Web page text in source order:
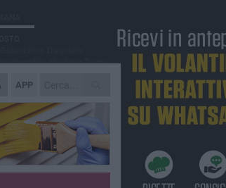
APP
investito all'alba a Trani
il benzinaio col
i giorni che lo
giovedì mattina
dell'evento
mafia. Nasce il servizio